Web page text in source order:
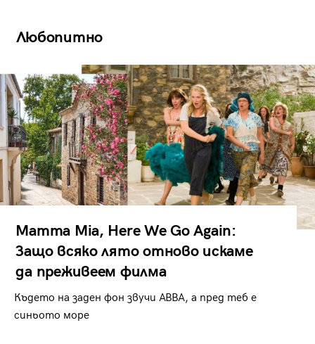
Любопитно
Mamma Mia, Here We Go Again:
Защо всяко лято отново искаме
да преживеем филма
Където на заден фон звучи ABBA, а пред теб е
синьото море